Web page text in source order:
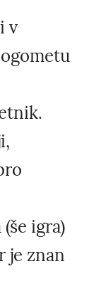
v
igra)
je znan